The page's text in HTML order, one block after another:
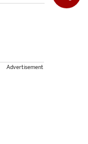
Advertisement